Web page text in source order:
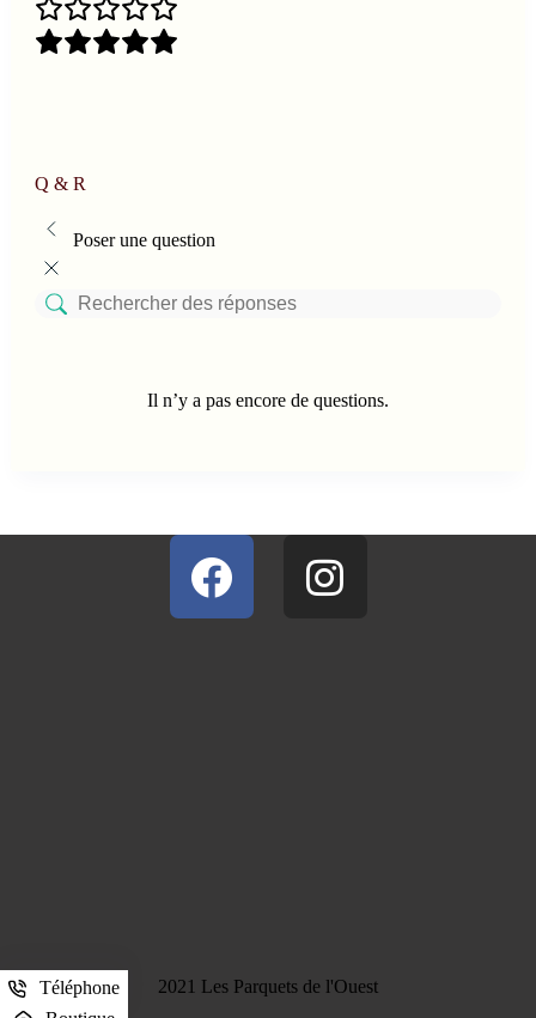
Q & R
Poser une question
Il n’y a pas encore de questions.
2021 Les Parquets de l'Ouest
Téléphone